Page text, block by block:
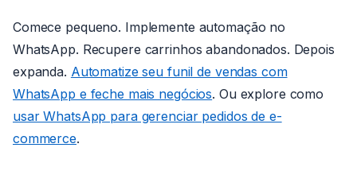
Comece pequeno. Implemente automação no
WhatsApp. Recupere carrinhos abandonados. Depois
expanda. Automatize seu funil de vendas com
WhatsApp e feche mais negócios. Ou explore como
usar WhatsApp para gerenciar pedidos de e-
commerce.